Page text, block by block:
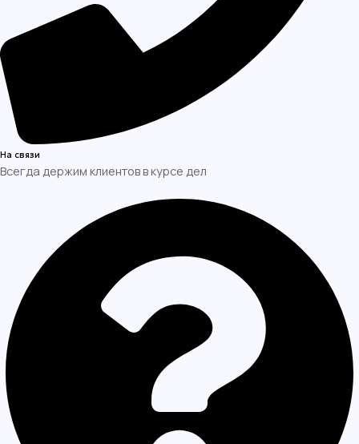
На связи
Всегда держим клиентов в курсе дел